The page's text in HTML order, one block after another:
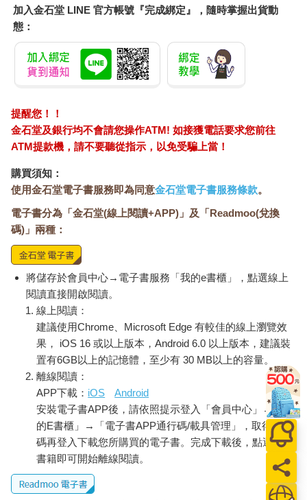
加入金石堂 LINE 官方帳號『完成綁定』，隨時掌握出貨動
態：
提醒您！！
金石堂及銀行均不會請您操作ATM! 如接獲電話要求您前往
ATM提款機，請不要聽從指示，以免受騙上當！
購買須知：
使用金石堂電子書服務即為同意金石堂電子書服務條款。
電子書分為「金石堂(線上閱讀+APP)」及「Readmoo(兌換
碼)」兩種：
將儲存於會員中心→電子書服務「我的e書櫃」，點選線上
閱讀直接開啟閱讀。
線上閱讀：
建議使用Chrome、Microsoft Edge 有較佳的線上瀏覽效
果， iOS 16 或以上版本，Android 6.0 以上版本，建議裝
置有6GB以上的記憶體，至少有 30 MB以上的容量。
離線閱讀：
APP下載： iOS
Android
安裝電子書APP後，請依照提示登入「會員中心」→「我
的E書櫃」→「電子書APP通行碼/載具管理」，取得通行
碼再登入下載您所購買的電子書。完成下載後，點選任一
書籍即可開始離線閱讀。